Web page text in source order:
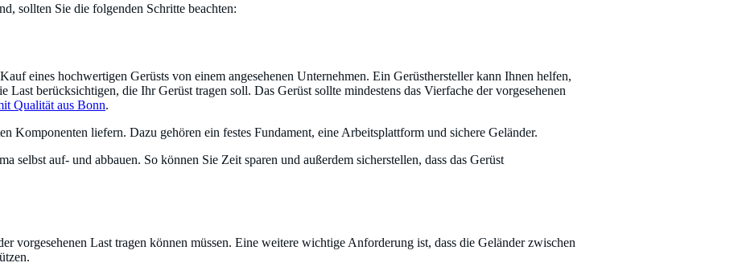
sollten Sie die folgenden Schritte beachten:
eines hochwertigen Gerüsts von einem angesehenen Unternehmen. Ein Gerüsthersteller kann Ihnen helfen,
berücksichtigen, die Ihr Gerüst tragen soll. Das Gerüst sollte mindestens das Vierfache der vorgesehenen
Qualität aus Bonn.
Komponenten liefern. Dazu gehören ein festes Fundament, eine Arbeitsplattform und sichere Geländer.
selbst auf- und abbauen. So können Sie Zeit sparen und außerdem sicherstellen, dass das Gerüst
vorgesehenen Last tragen können müssen. Eine weitere wichtige Anforderung ist, dass die Geländer zwischen